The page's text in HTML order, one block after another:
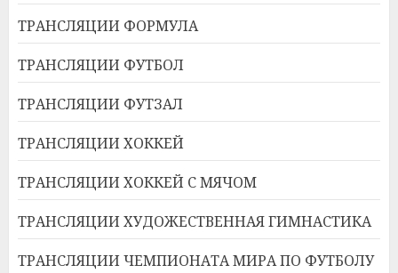
ТРАНСЛЯЦИИ ФОРМУЛА
ТРАНСЛЯЦИИ ФУТБОЛ
ТРАНСЛЯЦИИ ФУТЗАЛ
ТРАНСЛЯЦИИ ХОККЕЙ
ТРАНСЛЯЦИИ ХОККЕЙ С МЯЧОМ
ТРАНСЛЯЦИИ ХУДОЖЕСТВЕННАЯ ГИМНАСТИКА
ТРАНСЛЯЦИИ ЧЕМПИОНАТА МИРА ПО ФУТБОЛУ